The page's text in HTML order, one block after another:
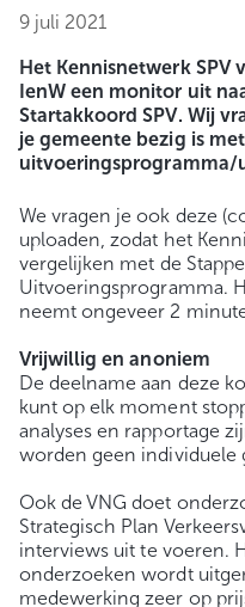
9 juli 2021
Het Kennisnetwerk SPV
IenW een monitor uit
Startakkoord SPV. Wij
je gemeente bezig is
uitvoeringsprogramma/
We vragen je ook deze
uploaden, zodat het
vergelijken met de
Uitvoeringsprogramma.
neemt ongeveer 2
Vrijwillig en anoniem
De deelname aan deze
kunt op elk moment
analyses en rapportage
worden geen individuele
Ook de VNG doet
Strategisch Plan
interviews uit te voeren.
onderzoeken wordt
medewerking zeer op